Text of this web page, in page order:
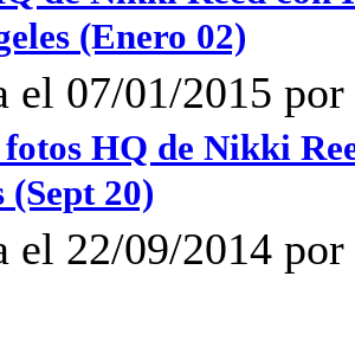
(Enero 02)
el 07/01/2015
fotos HQ de Nikki
(Sept 20)
el 22/09/2014